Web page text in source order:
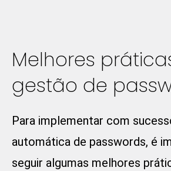
Melhores
gestão de
Para implementar com
automática de passwords, é
seguir algumas melhores